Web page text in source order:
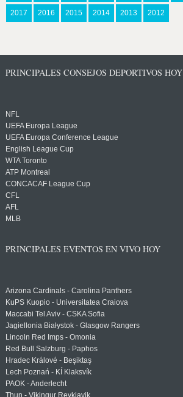
2017 2016 2015 2014 2013 2012
PRINCIPALES CONSEJOS DEPORTIVOS HOY
NFL
UEFA Europa League
UEFA Europa Conference League
English League Cup
WTA Toronto
ATP Montreal
CONCACAF League Cup
CFL
AFL
MLB
PRINCIPALES EVENTOS EN VIVO HOY
Arizona Cardinals - Carolina Panthers
KuPS Kuopio - Universitatea Craiova
Maccabi Tel Aviv - CSKA Sofia
Jagiellonia Białystok - Glasgow Rangers
Lincoln Red Imps - Omonia
Red Bull Salzburg - Paphos
Hradec Králové - Beşiktaş
Lech Poznań - KÍ Klaksvík
PAOK - Anderlecht
Thun - Vikingur Reykjavik